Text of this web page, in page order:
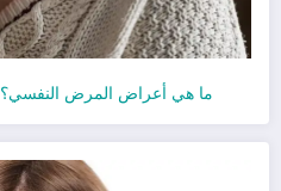
ما هي أعراض المرض النفسي؟